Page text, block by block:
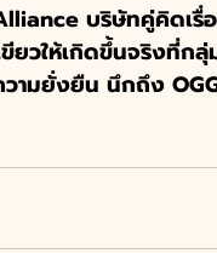
บริษัทคู่คิดเรื่
ยวให้เกิดขึ้นจริงที่ก
ามยั่งยืน นึกถึง